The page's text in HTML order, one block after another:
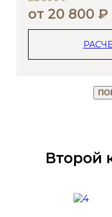
от 20 800 ₽
Второй